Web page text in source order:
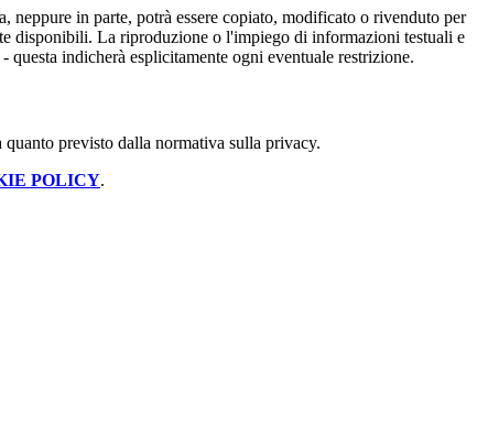
in parte, potrà essere copiato, modificato o rivenduto per
disponibili. La riproduzione o l'impiego di informazioni testuali e
indicherà esplicitamente ogni eventuale restrizione.
previsto dalla normativa sulla privacy.
POLICY.